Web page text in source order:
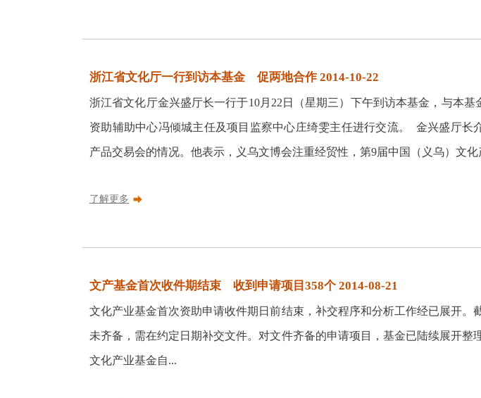
浙江省文化厅一行到访本基金 促两地合作 2014-10-22
浙江省文化厅金兴盛厅长一行于10月22日（星期三）下午到访本基金，与本
资助辅助中心冯倾城主任及项目监察中心庄绮雯主任进行交流。 金兴盛厅长
产品交易会的情况。他表示，义乌文博会注重经贸性，第9届中国（义乌）文化
了解更多
文产基金首次收件期结束 收到申请项目358个 2014-08-21
文化产业基金首次资助申请收件期日前结束，补交程序和分析工作经已展开
未齐备，需在约定日期补交文件。对文件齐备的申请项目，基金已陆续展开
文化产业基金自...